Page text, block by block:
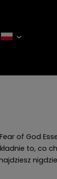
of God
to, co
nigdzie